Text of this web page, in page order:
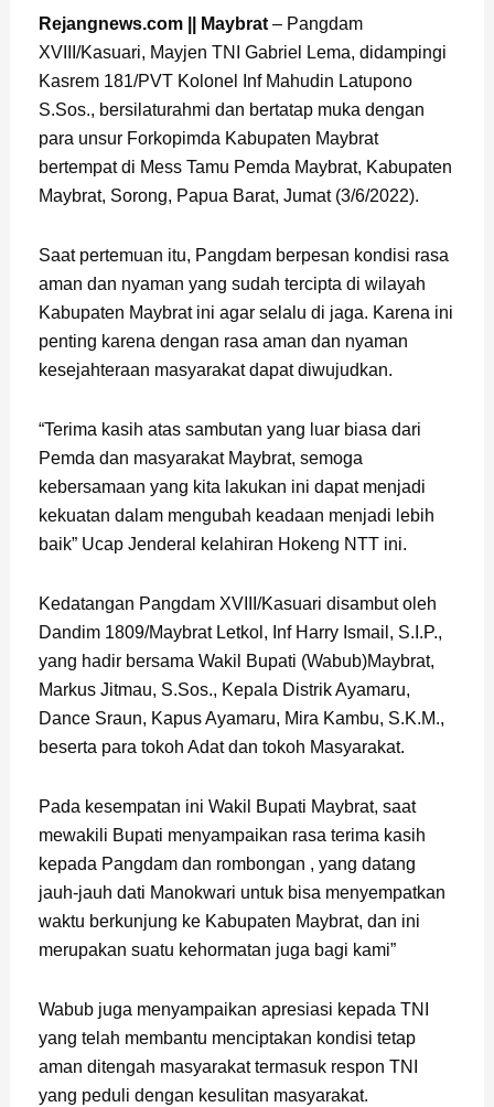
Rejangnews.com || Maybrat– Pangdam
XVIII/Kasuari, Mayjen TNI Gabriel Lema, didampingi
Kasrem 181/PVT Kolonel Inf Mahudin Latupono
S.Sos., bersilaturahmi dan bertatap muka dengan
para unsur Forkopimda Kabupaten Maybrat
bertempat di Mess Tamu Pemda Maybrat, Kabupaten
Maybrat, Sorong, Papua Barat, Jumat (3/6/2022).
Saat pertemuan itu, Pangdam berpesan kondisi rasa
aman dan nyaman yang sudah tercipta di wilayah
Kabupaten Maybrat ini agar selalu di jaga. Karena ini
penting karena dengan rasa aman dan nyaman
kesejahteraan masyarakat dapat diwujudkan.
“Terima kasih atas sambutan yang luar biasa dari
Pemda dan masyarakat Maybrat, semoga
kebersamaan yang kita lakukan ini dapat menjadi
kekuatan dalam mengubah keadaan menjadi lebih
baik” Ucap Jenderal kelahiran Hokeng NTT ini.
Kedatangan Pangdam XVIII/Kasuari disambut oleh
Dandim 1809/Maybrat Letkol, Inf Harry Ismail, S.I.P.,
yang hadir bersama Wakil Bupati (Wabub)Maybrat,
Markus Jitmau, S.Sos., Kepala Distrik Ayamaru,
Dance Sraun, Kapus Ayamaru, Mira Kambu, S.K.M.,
beserta para tokoh Adat dan tokoh Masyarakat.
Pada kesempatan ini Wakil Bupati Maybrat, saat
mewakili Bupati menyampaikan rasa terima kasih
kepada Pangdam dan rombongan , yang datang
jauh-jauh dati Manokwari untuk bisa menyempatkan
waktu berkunjung ke Kabupaten Maybrat, dan ini
merupakan suatu kehormatan juga bagi kami”
Wabub juga menyampaikan apresiasi kepada TNI
yang telah membantu menciptakan kondisi tetap
aman ditengah masyarakat termasuk respon TNI
yang peduli dengan kesulitan masyarakat.